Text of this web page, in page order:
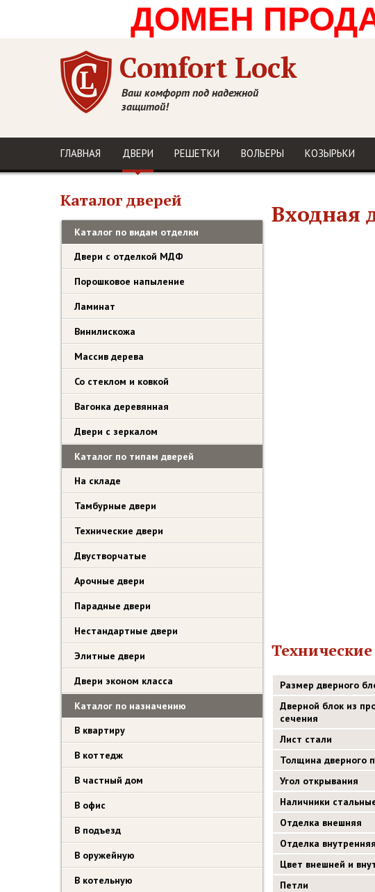
ДОМЕН
Comfort Lock
Ваш комфорт под надежной
защитой!
ГЛАВНАЯ ДВЕРИ РЕШЕТКИ ВОЛЬЕРЫ КОЗЫРЬКИ
Входная
Размер дверного
Дверной блок из
сечения
Лист стали
Толщина дверного
Угол открывания
Наличники
Отделка внешняя
Отделка внутренняя
Цвет внешней и
Петли
Каталог дверей
Каталог по видам отделки
Двери с отделкой МДФ
Порошковое напыление
Ламинат
Винилискожа
Массив дерева
Со стеклом и ковкой
Вагонка деревянная
Двери с зеркалом
Каталог по типам дверей
На складе
Тамбурные двери
Технические двери
Двустворчатые
Арочные двери
Парадные двери
Нестандартные двери
Элитные двери
Двери эконом класса
Каталог по назначению
В квартиру
В коттедж
В частный дом
В офис
В подъезд
В оружейную
В котельную